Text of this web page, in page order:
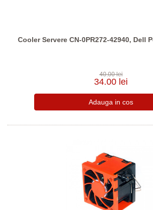
Cooler Servere CN-0PR272-42940, Dell
40.00 lei
34.00 lei